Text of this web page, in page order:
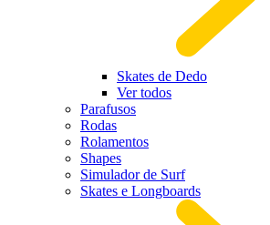
Skates de Dedo
Ver todos
Parafusos
Rodas
Rolamentos
Shapes
Simulador de Surf
Skates e Longboards